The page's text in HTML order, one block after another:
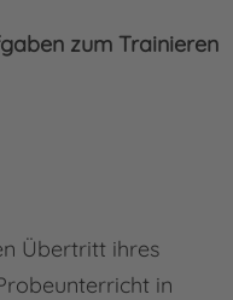
zum Trainieren
Übertritt ihres
in